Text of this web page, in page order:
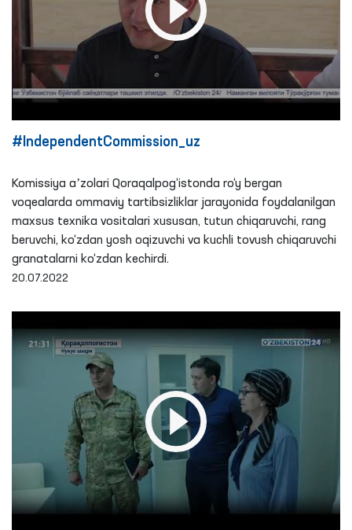
#IndependentCommission_uz
Komissiya aʼzolari Qoraqalpog‘istonda ro‘y bergan
voqealarda ommaviy tartibsizliklar jarayonida foydalanilgan
maxsus texnika vositalari xususan, tutun chiqaruvchi, rang
beruvchi, ko‘zdan yosh oqizuvchi va kuchli tovush chiqaruvchi
granatalarni ko‘zdan kechirdi.
20.07.2022